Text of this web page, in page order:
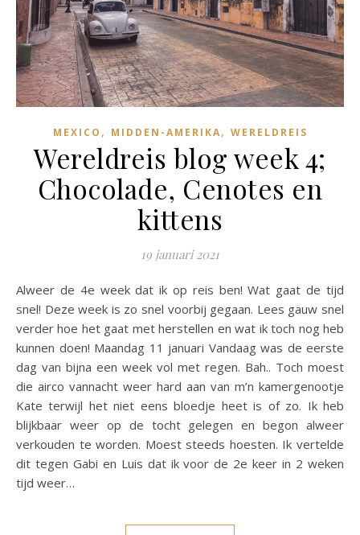
MEXICO , MIDDEN-AMERIKA, WERELDREIS
Wereldreis blog week 4;
Chocolade, Cenotes en
kittens
19 januari 2021
Alweer de 4e week dat ik op reis ben! Wat gaat de tijd
snel! Deze week is zo snel voorbij gegaan. Lees gauw snel
verder hoe het gaat met herstellen en wat ik toch nog heb
kunnen doen! Maandag 11 januari Vandaag was de eerste
dag van bijna een week vol met regen. Bah.. Toch moest
die airco vannacht weer hard aan van m’n kamergenootje
Kate terwijl het niet eens bloedje heet is of zo. Ik heb
blijkbaar weer op de tocht gelegen en begon alweer
verkouden te worden. Moest steeds hoesten. Ik vertelde
dit tegen Gabi en Luis dat ik voor de 2e keer in 2 weken
tijd weer…